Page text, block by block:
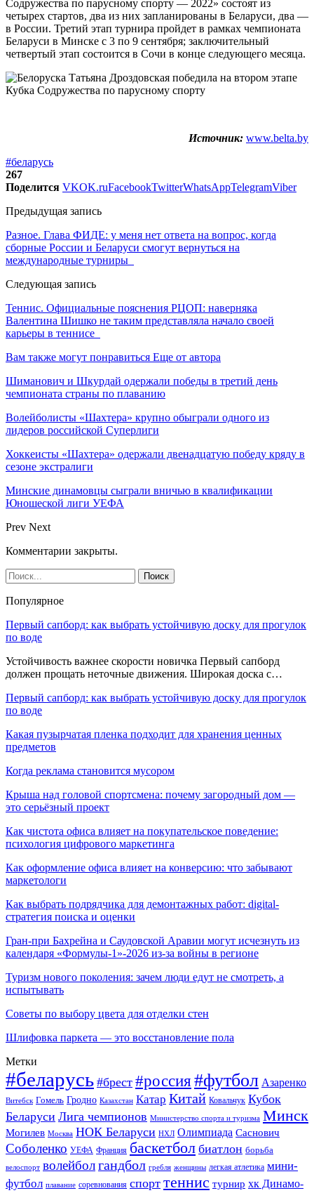
Содружества по парусному спорту — 2022» состоят из
четырех стартов, два из них запланированы в Беларуси, два —
в России. Третий этап турнира пройдет в рамках чемпионата
Беларуси в Минске с 3 по 9 сентября; заключительный
четвертый этап состоится в Сочи в конце следующего месяца.
Источник: www.belta.by
#беларусь
267
Поделится VKOK.ruFacebookTwitterWhatsAppTelegramViber
Предыдущая запись
Разное. Глава ФИДЕ: у меня нет ответа на вопрос, когда
сборные России и Беларуси смогут вернуться на
международные турниры
Следующая запись
Теннис. Официальные пояснения РЦОП: наверняка
Валентина Шишко не таким представляла начало своей
карьеры в теннисе
Вам также могут понравиться Еще от автора
Шиманович и Шкурдай одержали победы в третий день
чемпионата страны по плаванию
Волейболисты «Шахтера» крупно обыграли одного из
лидеров российской Суперлиги
Хоккеисты «Шахтера» одержали двенадцатую победу кряду в
сезоне экстралиги
Минские динамовцы сыграли вничью в квалификации
Юношеской лиги УЕФА
Prev Next
Комментарии закрыты.
Популярное
Первый сапборд: как выбрать устойчивую доску для прогулок
по воде
Устойчивость важнее скорости новичка Первый сапборд
должен прощать неточные движения. Широкая доска с…
Первый сапборд: как выбрать устойчивую доску для прогулок
по воде
Какая пузырчатая пленка подходит для хранения ценных
предметов
Когда реклама становится мусором
Крыша над головой спортсмена: почему загородный дом —
это серьёзный проект
Как чистота офиса влияет на покупательское поведение:
психология цифрового маркетинга
Как оформление офиса влияет на конверсию: что забывают
маркетологи
Как выбрать подрядчика для демонтажных работ: digital-
стратегия поиска и оценки
Гран-при Бахрейна и Саудовской Аравии могут исчезнуть из
календаря «Формулы-1»-2026 из-за войны в регионе
Туризм нового поколения: зачем люди едут не смотреть, а
испытывать
Советы по выбору цвета для отделки стен
Шлифовка паркета — это восстановление пола
Метки
#беларусь #брест #россия#футбол Азаренко
Витебск Гомель Гродно Казахстан Катар Китай Ковальчук Кубок
Беларуси Лига чемпионов Министерство спорта и туризма Минск
Могилев Москва НОК Беларуси НХЛ Олимпиада Саснович
Соболенко УЕФА Франция баскетбол биатлон борьба
велоспорт волейболгандбол гребля женщины легкая атлетика мини-
футбол плавание соревнования спорт теннис турнир хк Динамо-